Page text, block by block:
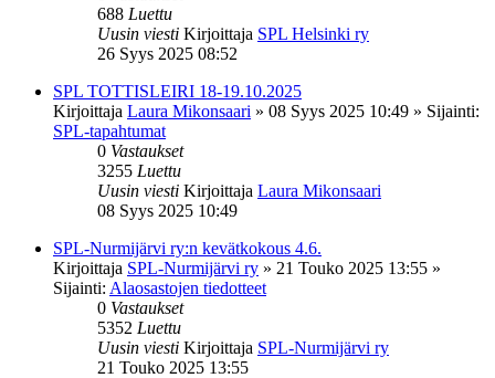
688 Luettu
Uusin viesti Kirjoittaja SPL Helsinki ry
26 Syys 2025 08:52
SPL TOTTISLEIRI 18-19.10.2025
Kirjoittaja Laura Mikonsaari » 08 Syys 2025 10:49 » Sijainti:
SPL-tapahtumat
0 Vastaukset
3255 Luettu
Uusin viesti Kirjoittaja Laura Mikonsaari
08 Syys 2025 10:49
SPL-Nurmijärvi ry:n kevätkokous 4.6.
Kirjoittaja SPL-Nurmijärvi ry » 21 Touko 2025 13:55 »
Sijainti: Alaosastojen tiedotteet
0 Vastaukset
5352 Luettu
Uusin viesti Kirjoittaja SPL-Nurmijärvi ry
21 Touko 2025 13:55